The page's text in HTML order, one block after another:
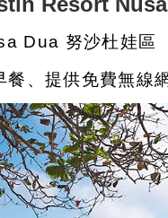
Dua 努沙杜娃區
餐、提供免費無線